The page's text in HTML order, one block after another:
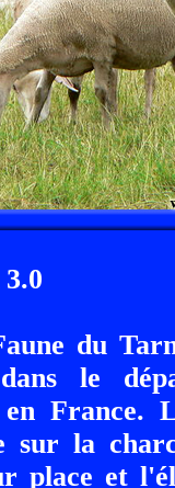
du
dans le
France.
sur la
place et